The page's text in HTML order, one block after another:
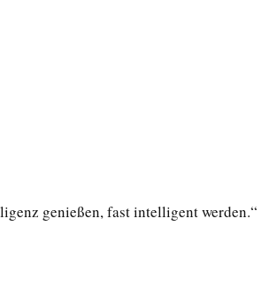
genießen, fast intelligent werden.“